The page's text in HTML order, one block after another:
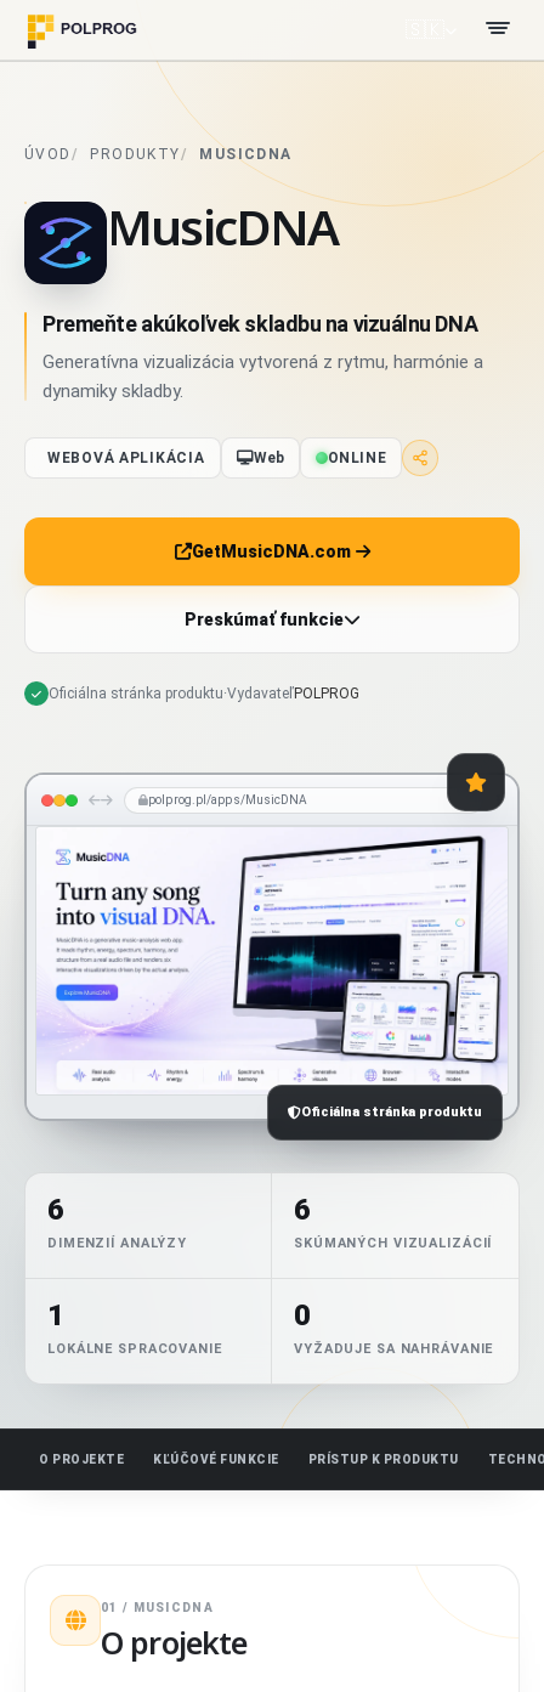
ÚVOD PRODUKTY MUSICDNA
MusicDNA
Premeňte akúkoľvek skladbu na vizuálnu DNA
Generatívna vizualizácia vytvorená z rytmu, harmónie a
dynamiky skladby.
WEBOVÁ APLIKÁCIA Web ONLINE
GetMusicDNA.com
Preskúmať funkcie
Oficiálna stránka produktu·VydavateľPOLPROG
polprog.pl/apps/MusicDNA
Oficiálna stránka produktu
6
DIMENZIÍ ANALÝZY
6
SKÚMANÝCH VIZUALIZÁCIÍ
1
LOKÁLNE SPRACOVANIE
0
VYŽADUJE SA NAHRÁVANIE
O PROJEKTE KĽÚČOVÉ FUNKCIE PRÍSTUP K PRODUKTU
01 / MUSICDNA
O projekte